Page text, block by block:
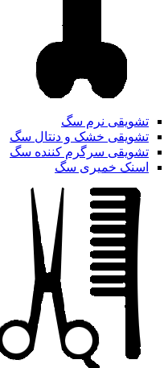
تشویقی نرم سگ
تشویقی خشک و دنتال سگ
تشویقی سرگرم کننده سگ
اسنک خمیری سگ